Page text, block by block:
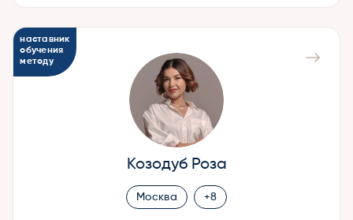
Козодуб Роза
Москва +8
наставник
обучения
методу